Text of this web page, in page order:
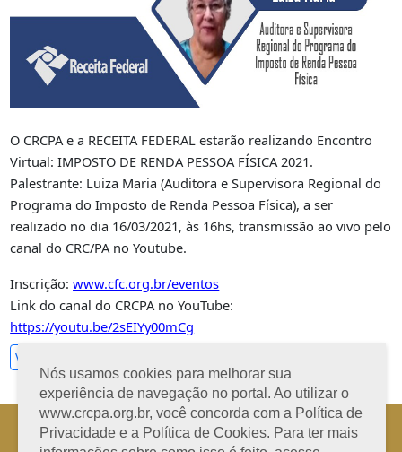
O CRCPA e a RECEITA FEDERAL estarão realizando Encontro
Virtual: IMPOSTO DE RENDA PESSOA FÍSICA 2021.
Palestrante: Luiza Maria (Auditora e Supervisora Regional do
Programa do Imposto de Renda Pessoa Física), a ser
realizado no dia 16/03/2021, às 16hs, transmissão ao vivo pelo
canal do CRC/PA no Youtube.
Inscrição:www.cfc.org.br/eventos
Link do canal do CRCPA no YouTube:
https://youtu.be/2sEIYy00mCg
Ver todos
Nós usamos cookies para melhorar sua
experiência de navegação no portal. Ao utilizar o
www.crcpa.org.br, você concorda com a Política de
Privacidade e a Política de Cookies. Para ter mais
Horário de Atendimento: 08h às 12h e 13h às 17h de segunda à sexta-
feira